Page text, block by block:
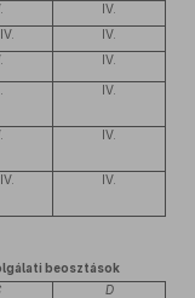
IV.
IV.
IV.
IV.
IV.
IV.
beosztások
D